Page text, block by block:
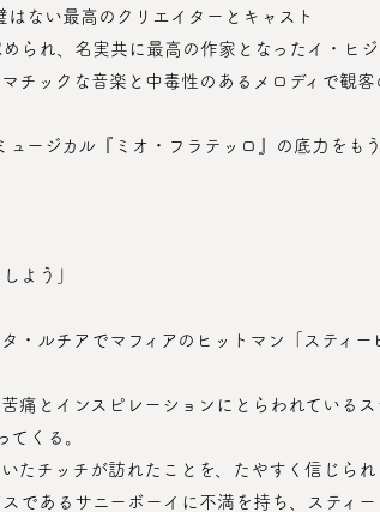
ない最高のクリエイターとキャスト
られ、名実共に最高の作家となったイ・ヒ
チックな音楽と中毒性のあるメロディで観
ージカル『ミオ・フラテッロ』の底力をも
よう」
てくる。
たチッチが訪れたことを、たやすく信じられ
であるサニーボーイに不満を持ち、スティー